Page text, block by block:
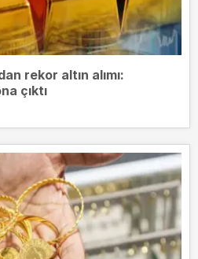
rekor altın alımı:
çıktı